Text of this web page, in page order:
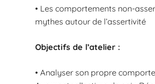
• Les comportements non-
mythes autour de l’assertivité
Objectifs de l’atelier :
• Analyser son propre